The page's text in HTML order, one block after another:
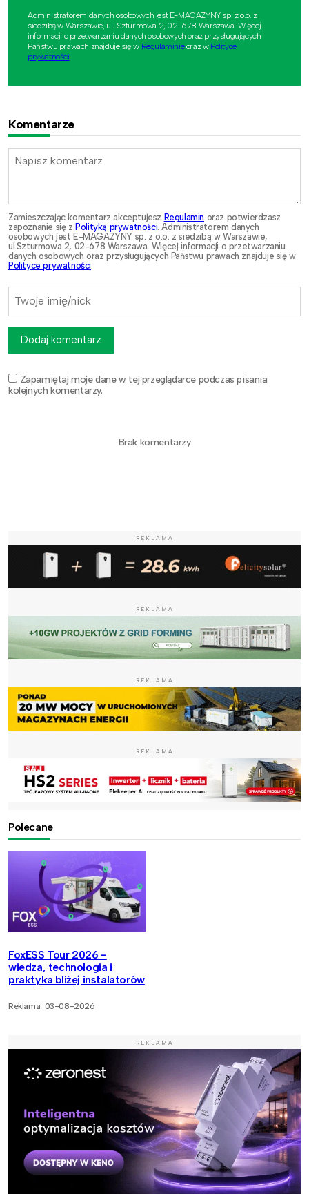
Administratorem danych osobowych jest E-MAGAZYNY sp. z o.o. z
siedzibą w Warszawie, ul. Szturmowa 2, 02-678 Warszawa. Więcej
informacji o przetwarzaniu danych osobowych oraz przysługujących
Państwu prawach znajduje się w Regulaminieoraz w Polityce
prywatności.
Komentarze
Zamieszczając komentarz akceptujesz Regulamin oraz potwierdzasz
zapoznanie się zPolityką prywatności . Administratorem danych
osobowych jest E-MAGAZYNY sp. z o.o. z siedzibą w Warszawie,
ul.Szturmowa 2, 02-678 Warszawa. Więcej informacji o przetwarzaniu
danych osobowych oraz przysługujących Państwu prawach znajduje się w
Polityce prywatności
Zapamiętaj moje dane w tej przeglądarce podczas pisania
kolejnych komentarzy.
Dodaj komentarz
Brak komentarzy
REKLAMA
REKLAMA
REKLAMA
REKLAMA
Polecane
FoxESS Tour 2026 -
wiedza, technologia i
praktyka bliżej instalatorów
Reklama 03-08-2026
REKLAMA